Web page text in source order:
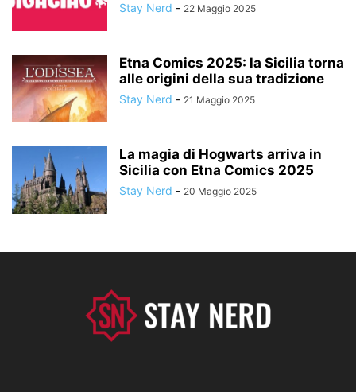
Stay Nerd - 22 Maggio 2025
Etna Comics 2025: la Sicilia torna
alle origini della sua tradizione
Stay Nerd - 21 Maggio 2025
La magia di Hogwarts arriva in
Sicilia con Etna Comics 2025
Stay Nerd - 20 Maggio 2025